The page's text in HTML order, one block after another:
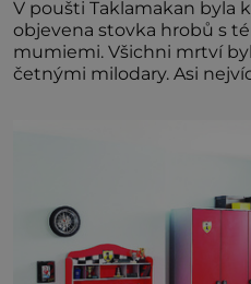
V poušti Taklamakan byla
objevena stovka hrobů s
mumiemi. Všichni mrtví
četnými milodary. Asi
dávných lidí nesmírně
odborníci zdejším